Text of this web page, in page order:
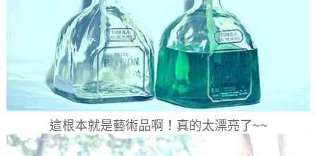
這根本就是藝術品啊！真的太漂亮了~~